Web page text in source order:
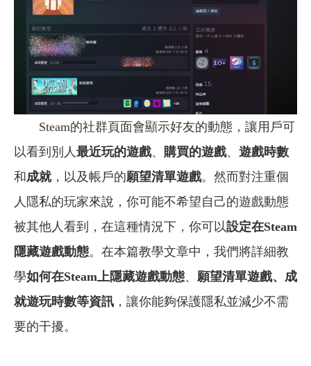
Steam的社群頁面會顯示好友的動態，讓用戶可
以看到別人最近玩的遊戲、 購買的遊戲、 遊戲時數
和成就，以及帳戶的願望清單遊戲。然而對注重個
人隱私的玩家來說，你可能不希望自己的遊戲動態
被其他人看到，在這種情況下，你可以設定在Steam
隱藏遊戲動態。在本篇教學文章中，我們將詳細教
學如何在Steam上隱藏遊戲動態、 願望清單遊戲、成
就遊玩時數等資訊 ，讓你能夠保護隱私並減少不需
要的干擾。